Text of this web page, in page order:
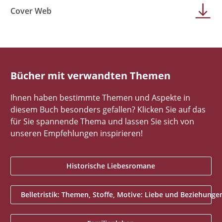
Cover Web
Bücher mit verwandten Themen
Ihnen haben bestimmte Themen und Aspekte in
diesem Buch besonders gefallen? Klicken Sie auf das
für Sie spannende Thema und lassen Sie sich von
unseren Empfehlungen inspirieren!
Historische Liebesromane
Belletristik: Themen, Stoffe, Motive: Liebe und